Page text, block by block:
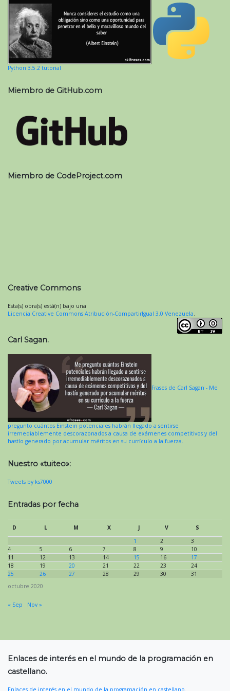
Python 3.5.2 tutorial
Miembro de GitHub.com
Miembro de CodeProject.com
Creative Commons
Esta(s) obra(s) está(n) bajo una
Licencia Creative Commons Atribución-CompartirIgual 3.0 Venezuela.
Carl Sagan.
Frases de Carl Sagan - Me
pregunto cuántos Einstein potenciales habrán llegado a sentirse
irremediablemente descorazonados a causa de exámenes competitivos y del
hastío generado por acumular méritos en su currículo a la fuerza.
Nuestro «tuiteo»:
Tweets by ks7000
Entradas por fecha
octubre 2020
D L M X J V
S
1
2
3
4
5 6 7 8 9
10
11
12 13 14 15 16
17
18
19 20 21 22 23
24
25
26 27 28 29 30 31
« Sep Nov »
Enlaces de interés en el mundo de la programación en
castellano.
Enlaces de interés en el mundo de la programación en castellano.